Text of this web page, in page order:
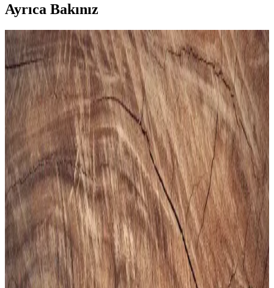
Ayrıca Bakınız
Gezer Yazlık Erkek Terlik: Konfor ve Şıklık Sunan
Hafif ve Dayanıklı Tasarım
Gezer Yazlık Erkek Terlik, hafif, şık ve dayanıklı malzemeleriyle
günlük kullanımda konfor sağlar, sade tasarımıyla farklı tarzlara
uyum sağlar.
Puma Shuffle 309668-25 Erkek Günlük ve Spor
Kullanımına Uygun Ayakkabı
Puma Shuffle 309668-25, hafif yastıklama ve dayanıklı taban
özellikleriyle günlük ve spor aktivitelerinde konfor sağlar, şık ve
pratik tasarımıyla öne çıkar.
Slazenger MAROON I Büyük Beden Erkek Spor
Ayakkabı Dayanıklılık ve Şıklık Sunar
Slazenger MAROON I büyük beden erkek sneaker, şık tasarımı ve
dayanıklı malzemeleriyle günlük kullanım ve hafif aktiviteler için
ideal, rahat ve uzun ömürlü bir spor ayakkabısıdır.